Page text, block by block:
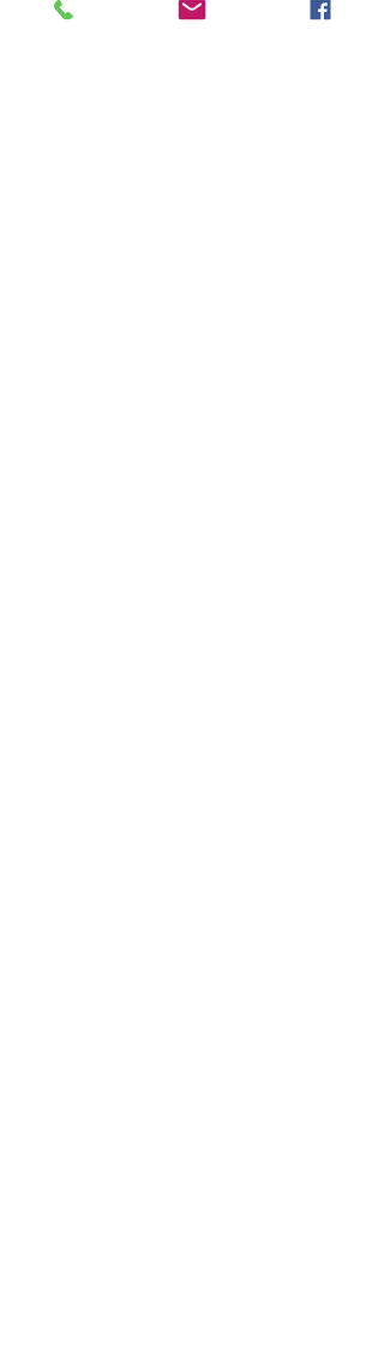
classificava o Brexit: "Não sabemos